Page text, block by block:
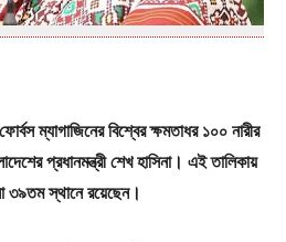
ম্যাগাজিনের বিশ্বের ক্ষমতাধর ১০০ নারীর
প্রধানমন্ত্রী শেখ হাসিনা। এই তালিকায়
৩৯তম স্থানে রয়েছেন।